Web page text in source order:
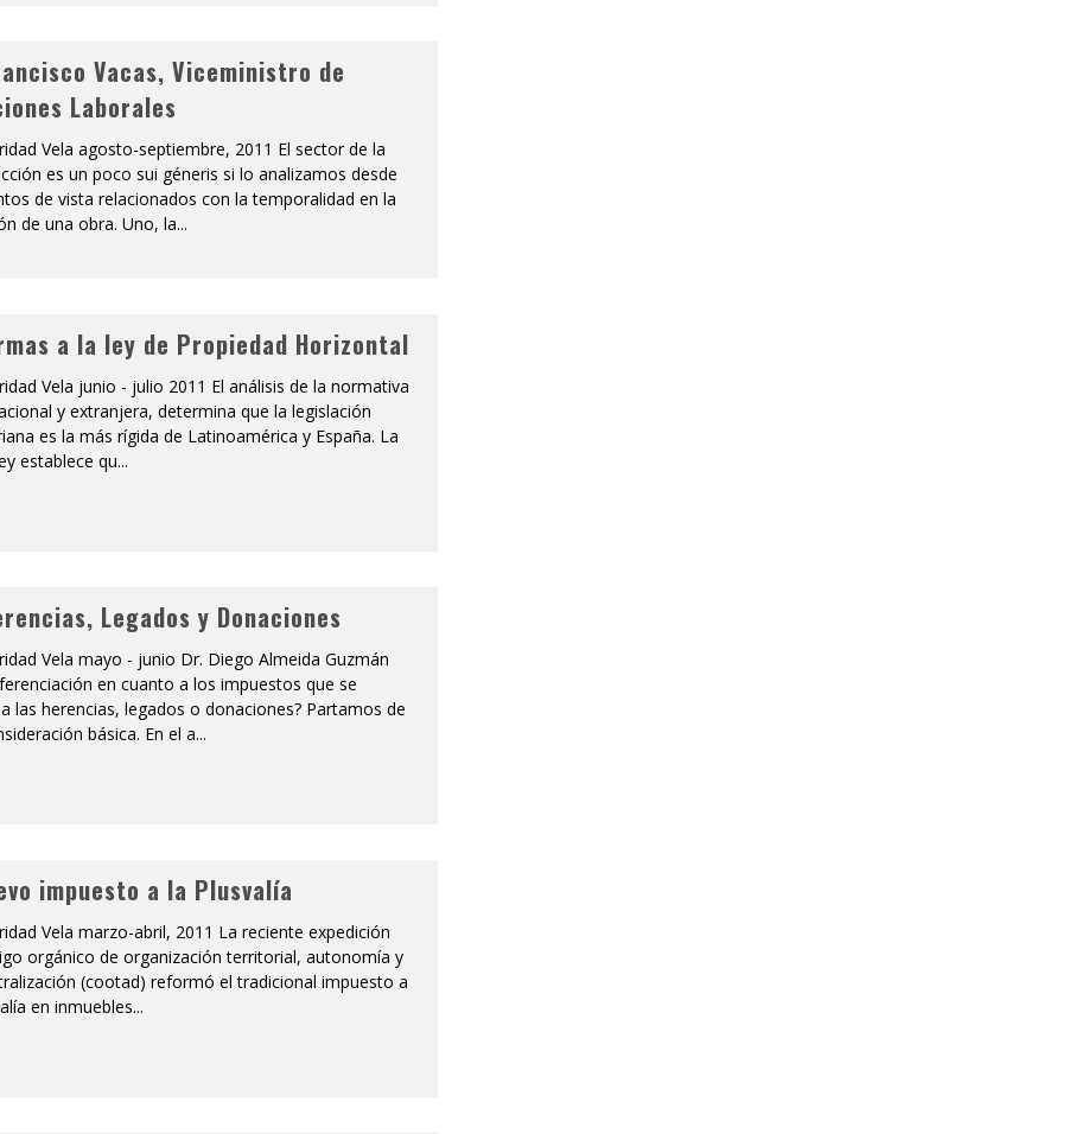
Vacas, Viceministro de
Laborales
Vela agosto-septiembre, 2011 El sector de la
es un poco sui géneris si lo analizamos desde
de vista relacionados con la temporalidad en la
de una obra. Uno, la...
a la ley de Propiedad Horizontal
Vela junio - julio 2011 El análisis de la normativa
y extranjera, determina que la legislación
es la más rígida de Latinoamérica y España. La
establece qu...
Legados y Donaciones
Vela mayo - junio Dr. Diego Almeida Guzmán
en cuanto a los impuestos que se
las herencias, legados o donaciones? Partamos de
básica. En el a...
impuesto a la Plusvalía
Vela marzo-abril, 2011 La reciente expedición
orgánico de organización territorial, autonomía y
(cootad) reformó el tradicional impuesto a
en inmuebles...